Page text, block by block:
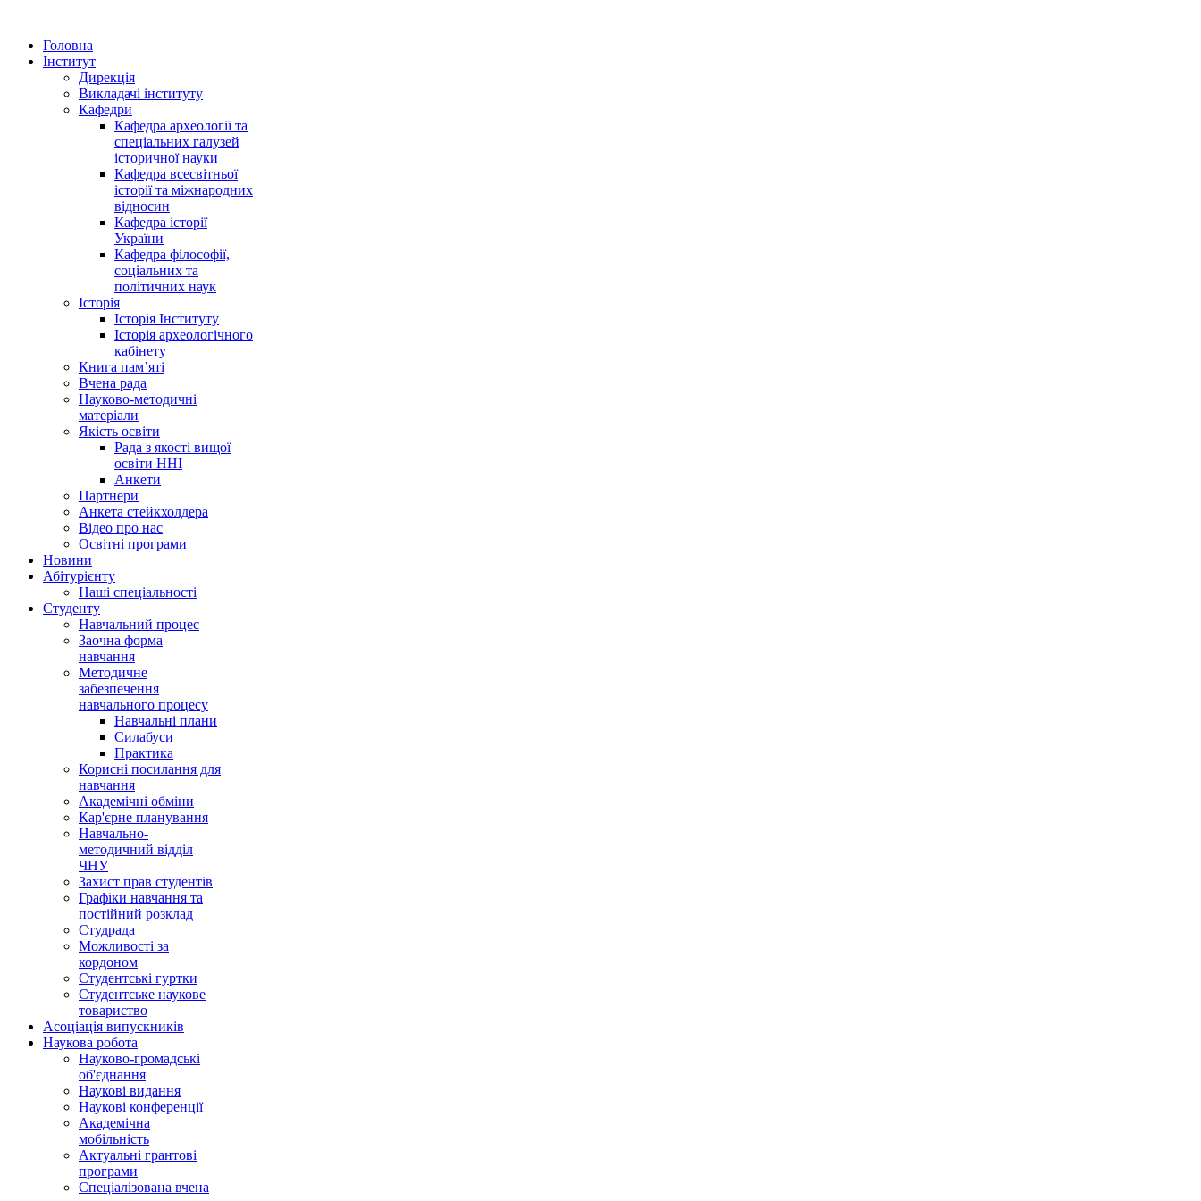
Головна
Інститут
Дирекція
Викладачі інституту
Кафедри
Кафедра археології та
спеціальних галузей
історичної науки
Кафедра всесвітньої
історії та міжнародних
відносин
Кафедра історії
України
Кафедра філософії,
соціальних та
політичних наук
Історія
Історія Інституту
Історія археологічного
кабінету
Книга памʼяті
Вчена рада
Науково-методичні
матеріали
Якість освіти
Рада з якості вищої
освіти ННІ
Анкети
Партнери
Анкета стейкхолдера
Відео про нас
Освітні програми
Hовини
Абітурієнту
Наші спеціальності
Студенту
Навчальний процес
Заочна форма
навчання
Методичне
забезпечення
навчального процесу
Навчальні плани
Силабуси
Практика
Корисні посилання для
навчання
Академічні обміни
Кар'єрне планування
Навчально-
методичний відділ
ЧНУ
Захист прав студентів
Графіки навчання та
постійний розклад
Студрада
Можливості за
кордоном
Студентські гуртки
Студентське наукове
товариство
Асоціація випускників
Наукова робота
Науково-громадські
об'єднання
Наукові видання
Наукові конференції
Академічна
мобільність
Актуальні грантові
програми
Спеціалізована вчена